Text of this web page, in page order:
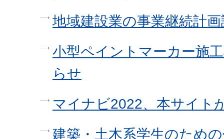
地域建設業の事業継続計
小型ペイントマーカー施
らせ
マイナビ2022、本サイト
建築・土木系学生のため